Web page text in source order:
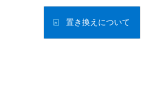
置き換えについて